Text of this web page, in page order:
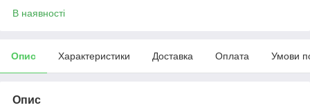
В наявності
Опис Характеристики Доставка Оплата Умови
Опис